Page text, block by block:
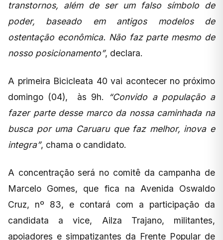
transtornos, além de ser um falso símbolo de
poder, baseado em antigos modelos de
ostentação econômica. Não faz parte mesmo de
nosso posicionamento”, declara.
A primeira Bicicleata 40 vai acontecer no próximo
domingo (04), às 9h.
“Convido a população a
fazer parte desse marco da nossa caminhada na
busca por uma Caruaru que faz melhor, inova e
integra”, chama o candidato.
A concentração será no comitê da campanha de
Marcelo Gomes, que fica na Avenida Oswaldo
Cruz, nº 83, e contará com a participação da
candidata a vice, Ailza Trajano, militantes,
apoiadores e simpatizantes da Frente Popular de